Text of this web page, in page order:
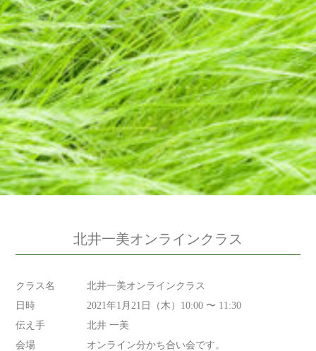
北井一美オンラインクラス
クラス名
北井一美オンラインクラス
日時
2021年1月21日（木）10:00 〜 11:30
伝え手
北井 一美
会場
オンライン分かち合い会です。